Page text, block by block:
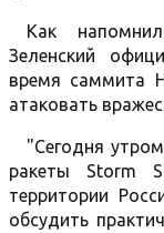
Как
Зеленский
время саммита
атаковать
"Сегодня
ракеты Storm
территории
обсудить